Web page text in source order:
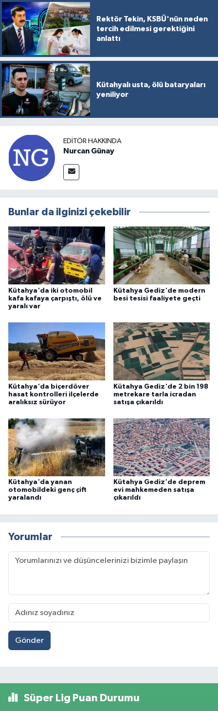
Rektör Tekin, KSBÜ'nün neden
tercih edilmesi gerektiğini
anlattı
Kütahyalı usta, ölü bataryaları
yeniliyor
EDITÖR HAKKINDA
Nurcan Günay
Bunlar da ilginizi çekebilir
Kütahya'da iki otomobil
kafa kafaya çarpıştı, ölü ve
yaralı var
Kütahya Gediz'de modern
besi tesisi faaliyete geçti
Kütahya'da biçerdöver
hasat kontrolleri ilçelerde
aralıksız sürüyor
Kütahya Gediz'de 2 bin 198
metrekare tarla icradan
satışa çıkarıldı
Kütahya'da yanan
otomobildeki genç çift
yaralandı
Kütahya Gediz'de deprem
evi mahkemeden satışa
çıkarıldı
Yorumlar
Gönder
Süper Lig Puan Durumu